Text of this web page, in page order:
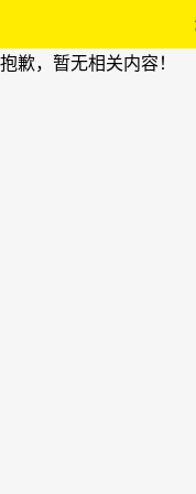
抱歉，暂无相关内容！